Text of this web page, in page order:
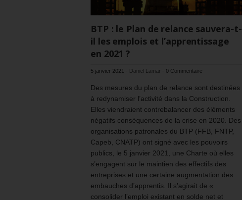
BTP : le Plan de relance sauvera-t-
il les emplois et l’apprentissage
en 2021 ?
5 janvier 2021 - Daniel Lamar - 0 Commentaire
Des mesures du plan de relance sont destinées
à redynamiser l’activité dans la Construction.
Elles viendraient contrebalancer des éléments
négatifs conséquences de la crise en 2020. Des
organisations patronales du BTP (FFB, FNTP,
Capeb, CNATP) ont signé avec les pouvoirs
publics, le 5 janvier 2021, une Charte où elles
s’engagent sur le maintien des effectifs des
entreprises et une certaine augmentation des
embauches d’apprentis. Il s’agirait de «
consolider l’emploi existant en solde net et